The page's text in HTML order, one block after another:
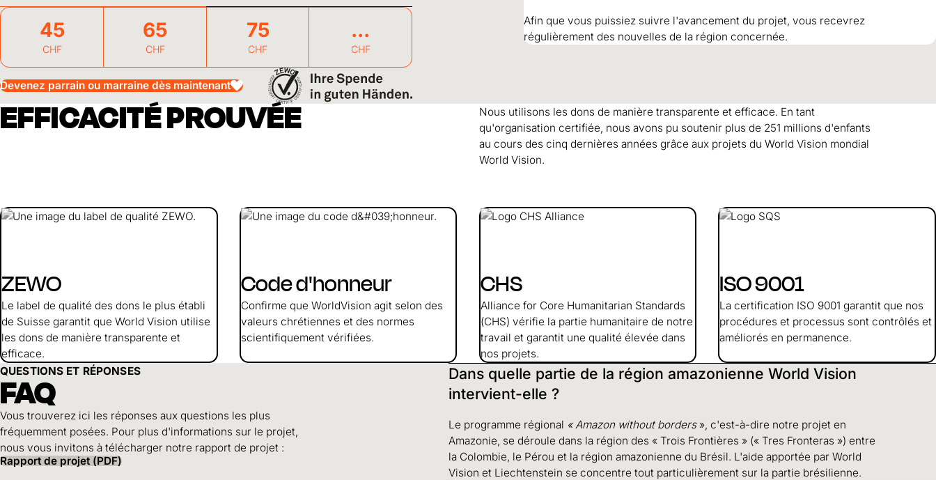
45
CHF
65
CHF
75
CHF CHF
Devenez parrain ou marraine dès maintenant
Afin que vous puissiez suivre l'avancement du projet, vous recevrez
régulièrement des nouvelles de la région concernée.
EFFICACITÉ PROUVÉE
Nous utilisons les dons de manière transparente et efficace. En tant
qu'organisation certifiée, nous avons pu soutenir plus de 251 millions d'enfants
au cours des cinq dernières années grâce aux projets du World Vision mondial
World Vision.
ZEWO
Le label de qualité des dons le plus établi
de Suisse garantit que World Vision utilise
les dons de manière transparente et
efficace.
Code d'honneur
Confirme que WorldVision agit selon des
valeurs chrétiennes et des normes
scientifiquement vérifiées.
CHS
Alliance for Core Humanitarian Standards
(CHS) vérifie la partie humanitaire de notre
travail et garantit une qualité élevée dans
nos projets.
ISO 9001
La certification ISO 9001 garantit que nos
procédures et processus sont contrôlés et
améliorés en permanence.
QUESTIONS ET RÉPONSES
FAQ
Vous trouverez ici les réponses aux questions les plus
fréquemment posées. Pour plus d'informations sur le projet,
nous vous invitons à télécharger notre rapport de projet :
Rapport de projet (PDF)
Dans quelle partie de la région amazonienne World Vision
intervient-elle ?
Le programme régional « Amazon without borders», c'est-à-dire notre projet en
Amazonie, se déroule dans la région des « Trois Frontières » (« Tres Fronteras ») entre
la Colombie, le Pérou et la région amazonienne du Brésil. L'aide apportée par World
Vision et Liechtenstein se concentre tout particulièrement sur la partie brésilienne.